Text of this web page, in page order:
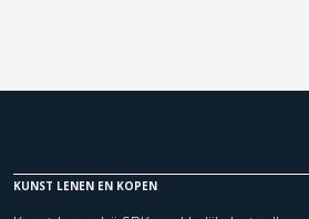
KUNST LENEN EN KOPEN